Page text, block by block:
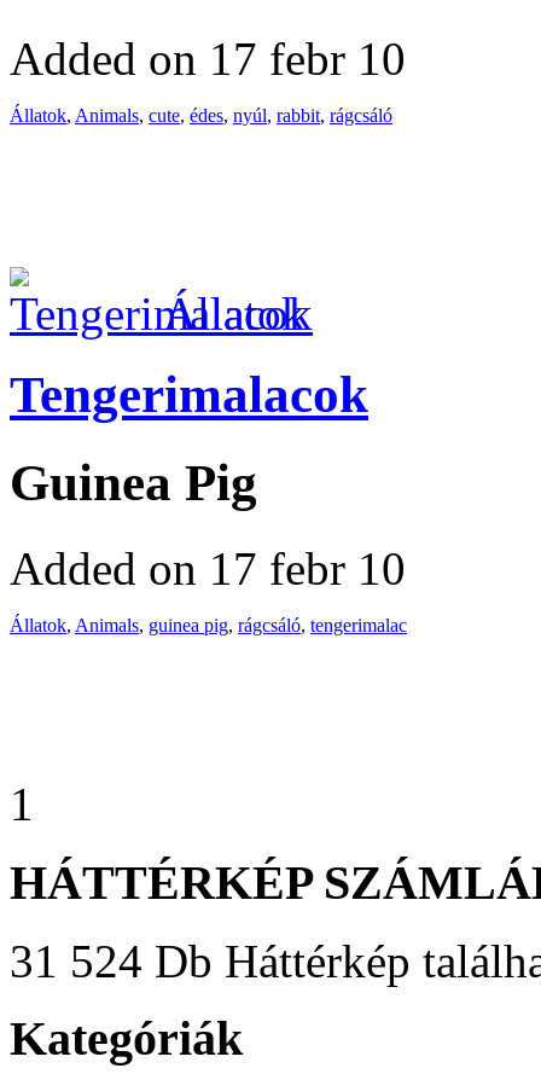
Added on 17 febr 10
Állatok, Animals, cute, édes, nyúl, rabbit, rágcsáló
Állatok
Tengerimalacok
Guinea Pig
Added on 17 febr 10
Állatok, Animals, guinea pig, rágcsáló, tengerimalac
1
HÁTTÉRKÉP
31 524 Db Háttérkép
Kategóriák